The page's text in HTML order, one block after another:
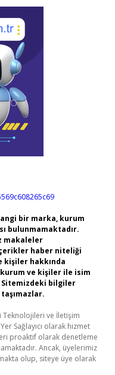
bir marka, kurum
bulunmamaktadır.
makaleler
haber niteliği
kişiler hakkında
kurum ve kişiler ile isim
bilgiler
Teknolojileri ve İletişim
Sağlayıcı olarak hizmet
proaktif olarak denetleme
Ancak, üyelerimiz
olup, siteye üye olarak